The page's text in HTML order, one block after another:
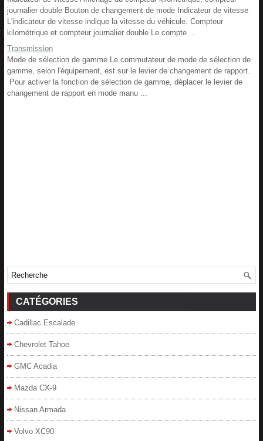
journalier double Bouton de changement de mode Indicateur de vitesse
L'indicateur de vitesse indique la vitesse du véhicule. Compteur
kilométrique et compteur journalier double Le compte ...
Transmission
Mode de sélection de gamme Le commutateur de mode de sélection de
gamme, selon l'équipement, est sur le levier de changement de rapport.
Pour activer la fonction de sélection de gamme, déplacer le levier de
changement de rapport en mode manu ...
CATÉGORIES
Cadillac Escalade
Chevrolet Tahoe
GMC Acadia
Mazda CX-9
Nissan Armada
Volvo XC90